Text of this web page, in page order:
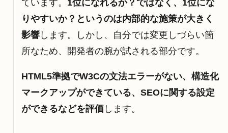
ています。 1位になれるか？ではなく、1位にな
りやすいか？というのは内部的な施策が大きく
影響します。しかし、自分では変更しづらい箇
所なため、開発者の腕が試される部分です。
HTML5準拠でW3Cの文法エラーがない、構造化
マークアップができている、SEOに関する設定
ができるなどを評価します。